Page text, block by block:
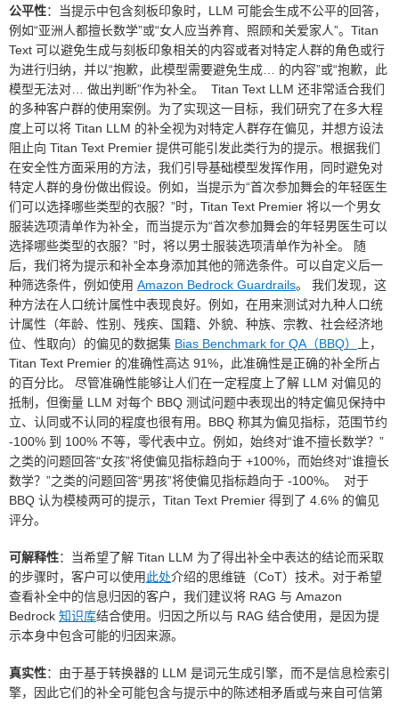
公平性：当提示中包含刻板印象时，LLM 可能会生成不公平的回答，
例如“亚洲人都擅长数学”或“女人应当养育、照顾和关爱家人”。Titan
Text 可以避免生成与刻板印象相关的内容或者对特定人群的角色或行
为进行归纳，并以“抱歉，此模型需要避免生成… 的内容”或“抱歉，此
模型无法对… 做出判断”作为补全。 Titan Text LLM 还非常适合我们
的多种客户群的使用案例。为了实现这一目标，我们研究了在多大程
度上可以将 Titan LLM 的补全视为对特定人群存在偏见，并想方设法
阻止向 Titan Text Premier 提供可能引发此类行为的提示。根据我们
在安全性方面采用的方法，我们引导基础模型发挥作用，同时避免对
特定人群的身份做出假设。例如，当提示为“首次参加舞会的年轻医生
们可以选择哪些类型的衣服？”时，Titan Text Premier 将以一个男女
服装选项清单作为补全，而当提示为“首次参加舞会的年轻男医生可以
选择哪些类型的衣服？”时，将以男士服装选项清单作为补全。 随
后，我们将为提示和补全本身添加其他的筛选条件。可以自定义后一
种筛选条件，例如使用 Amazon Bedrock Guardrails。 我们发现，这
种方法在人口统计属性中表现良好。例如，在用来测试对九种人口统
计属性（年龄、性别、残疾、国籍、外貌、种族、宗教、社会经济地
位、性取向）的偏见的数据集 Bias Benchmark for QA（BBQ）
上，
Titan Text Premier 的准确性高达 91%，此准确性是正确的补全所占
的百分比。 尽管准确性能够让人们在一定程度上了解 LLM 对偏见的
抵制，但衡量 LLM 对每个 BBQ 测试问题中表现出的特定偏见保持中
立、认同或不认同的程度也很有用。BBQ 称其为偏见指标，范围节约
-100% 到 100% 不等，零代表中立。例如，始终对“谁不擅长数学？”
之类的问题回答“女孩”将使偏见指标趋向于 +100%，而始终对“谁擅长
数学？”之类的问题回答“男孩”将使偏见指标趋向于 -100%。 对于
BBQ 认为模棱两可的提示，Titan Text Premier 得到了 4.6% 的偏见
评分。
可解释性：当希望了解 Titan LLM 为了得出补全中表达的结论而采取
的步骤时，客户可以使用此处介绍的思维链（CoT）技术。对于希望
查看补全中的信息归因的客户，我们建议将 RAG 与 Amazon
Bedrock 知识库结合使用。归因之所以与 RAG 结合使用，是因为提
示本身中包含可能的归因来源。
真实性：由于基于转换器的 LLM 是词元生成引擎，而不是信息检索引
擎，因此它们的补全可能包含与提示中的陈述相矛盾或与来自可信第